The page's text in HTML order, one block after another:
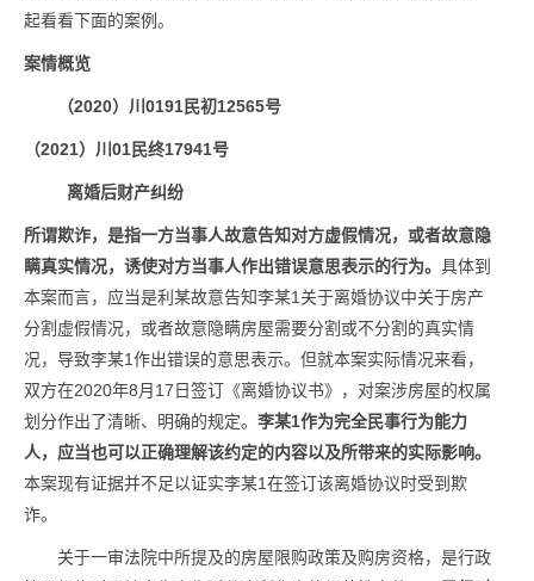
起看看下面的案例。
案情概览
（2020）川0191民初12565号
（2021）川01民终17941号
离婚后财产纠纷
所谓欺诈，是指一方当事人故意告知对方虚假情况，或者故意隐
瞒真实情况，诱使对方当事人作出错误意思表示的行为。 具体到
本案而言，应当是利某故意告知李某1关于离婚协议中关于房产
分割虚假情况，或者故意隐瞒房屋需要分割或不分割的真实情
况，导致李某1作出错误的意思表示。但就本案实际情况来看，
双方在2020年8月17日签订《离婚协议书》，对案涉房屋的权属
划分作出了清晰、明确的规定。 李某1作为完全民事行为能力
人，应当也可以正确理解该约定的内容以及所带来的实际影响。
本案现有证据并不足以证实李某1在签订该离婚协议时受到欺
诈。
关于一审法院中所提及的房屋限购政策及购房资格，是行政